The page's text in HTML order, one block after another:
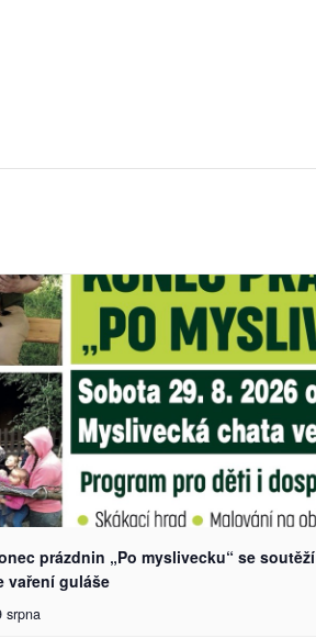
prázdnin „Po myslivecku“ se soutěží
vaření guláše
srpna